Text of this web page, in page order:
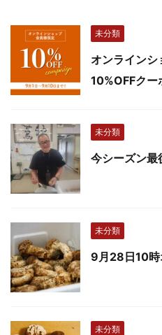
未分類
オンラインシ
10%OFFクー
未分類
今シーズン最
未分類
9月28日10時
未分類